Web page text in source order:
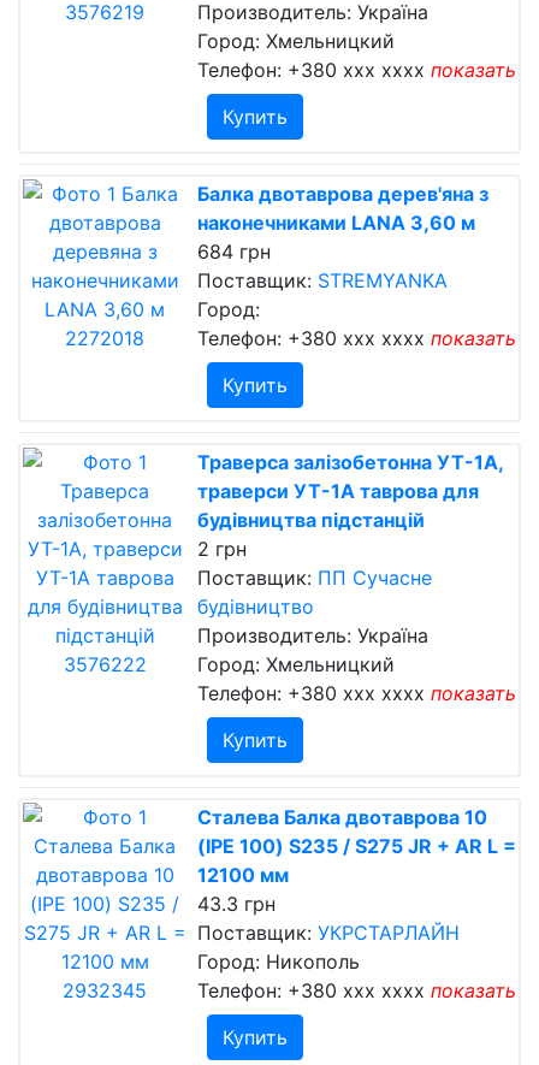
Производитель: Україна
Город: Хмельницкий
Телефон: +380 xxx xxxx показать
Купить
Балка двотаврова дерев'яна з
наконечниками LANA 3,60 м
684 грн
Поставщик: STREMYANKA
Город:
Телефон: +380 xxx xxxx показать
Купить
Траверса залізобетонна УТ-1А,
траверси УТ-1А таврова для
будівництва підстанцій
2 грн
Поставщик: ПП Сучасне
будівництво
Производитель: Україна
Город: Хмельницкий
Телефон: +380 xxx xxxx показать
Купить
Сталева Балка двотаврова 10
(IPE 100) S235 / S275 JR + AR L =
12100 мм
43.3 грн
Поставщик: УКРСТАРЛАЙН
Город: Никополь
Телефон: +380 xxx xxxx показать
Купить